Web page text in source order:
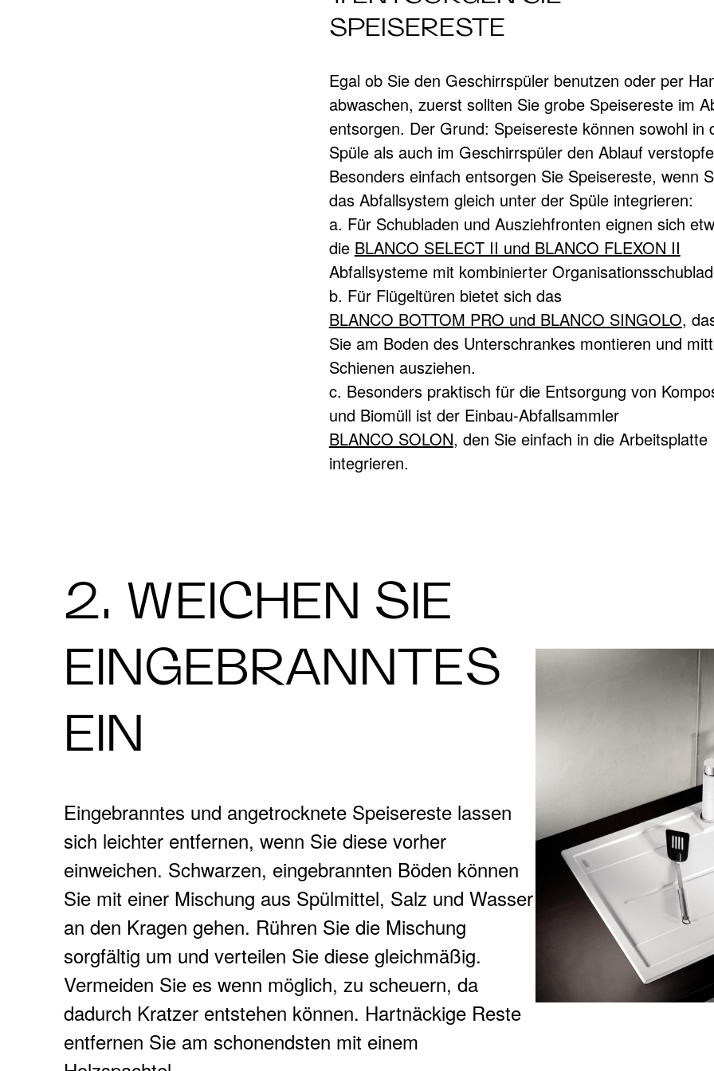
SPEISERESTE
Egal ob Sie den Geschirrspüler benutzen oder per
abwaschen, zuerst sollten Sie grobe Speisereste im
entsorgen. Der Grund: Speisereste können sowohl in
Spüle als auch im Geschirrspüler den Ablauf
Besonders einfach entsorgen Sie Speisereste, wenn
das Abfallsystem gleich unter der Spüle integrieren:
a. Für Schubladen und Ausziehfronten eignen sich
die BLANCO SELECT II und BLANCO FLEXON II
Abfallsysteme mit kombinierter
b. Für Flügeltüren bietet sich das
BLANCO BOTTOM PRO und BLANCO SINGOLO,
Sie am Boden des Unterschrankes montieren und
Schienen ausziehen.
c. Besonders praktisch für die Entsorgung von
und Biomüll ist der Einbau-Abfallsammler
BLANCO SOLON, den Sie einfach in die Arbeitsplatte
integrieren.
2. WEICHEN SIE
EINGEBRANNTES
EIN
Eingebranntes und angetrocknete Speisereste lassen
sich leichter entfernen, wenn Sie diese vorher
einweichen. Schwarzen, eingebrannten Böden können
Sie mit einer Mischung aus Spülmittel, Salz und Wasser
an den Kragen gehen. Rühren Sie die Mischung
sorgfältig um und verteilen Sie diese gleichmäßig.
Vermeiden Sie es wenn möglich, zu scheuern, da
dadurch Kratzer entstehen können. Hartnäckige Reste
entfernen Sie am schonendsten mit einem